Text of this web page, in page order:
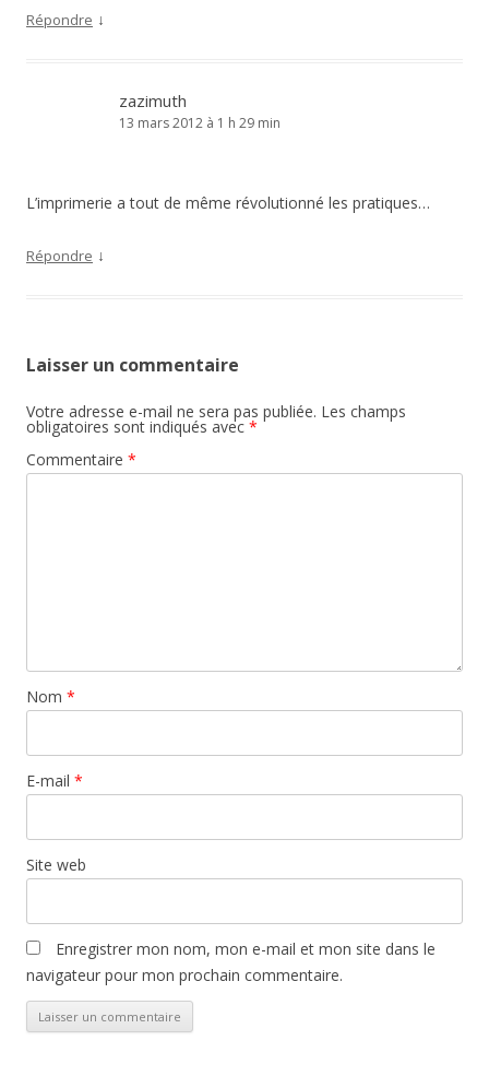
Répondre ↓
zazimuth
13 mars 2012 à 1 h 29 min
L’imprimerie a tout de même révolutionné les pratiques…
Répondre ↓
Laisser un commentaire
Votre adresse e-mail ne sera pas publiée. Les champs
obligatoires sont indiqués avec *
Commentaire *
Nom *
E-mail *
Site web
Enregistrer mon nom, mon e-mail et mon site dans le
navigateur pour mon prochain commentaire.